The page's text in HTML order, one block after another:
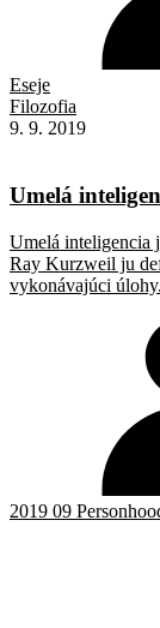
Eseje
Filozofia
9. 9. 2019
Umelá
Umelá inteligencia
Ray Kurzweil ju
vykonávajúci
2019 09